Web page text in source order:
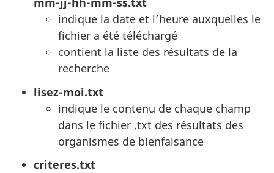
indique la date et l’heure auxquelles le
fichier a été téléchargé
contient la liste des résultats de la
recherche
lisez-moi.txt
indique le contenu de chaque champ
dans le fichier .txt des résultats des
organismes de bienfaisance
criteres.txt